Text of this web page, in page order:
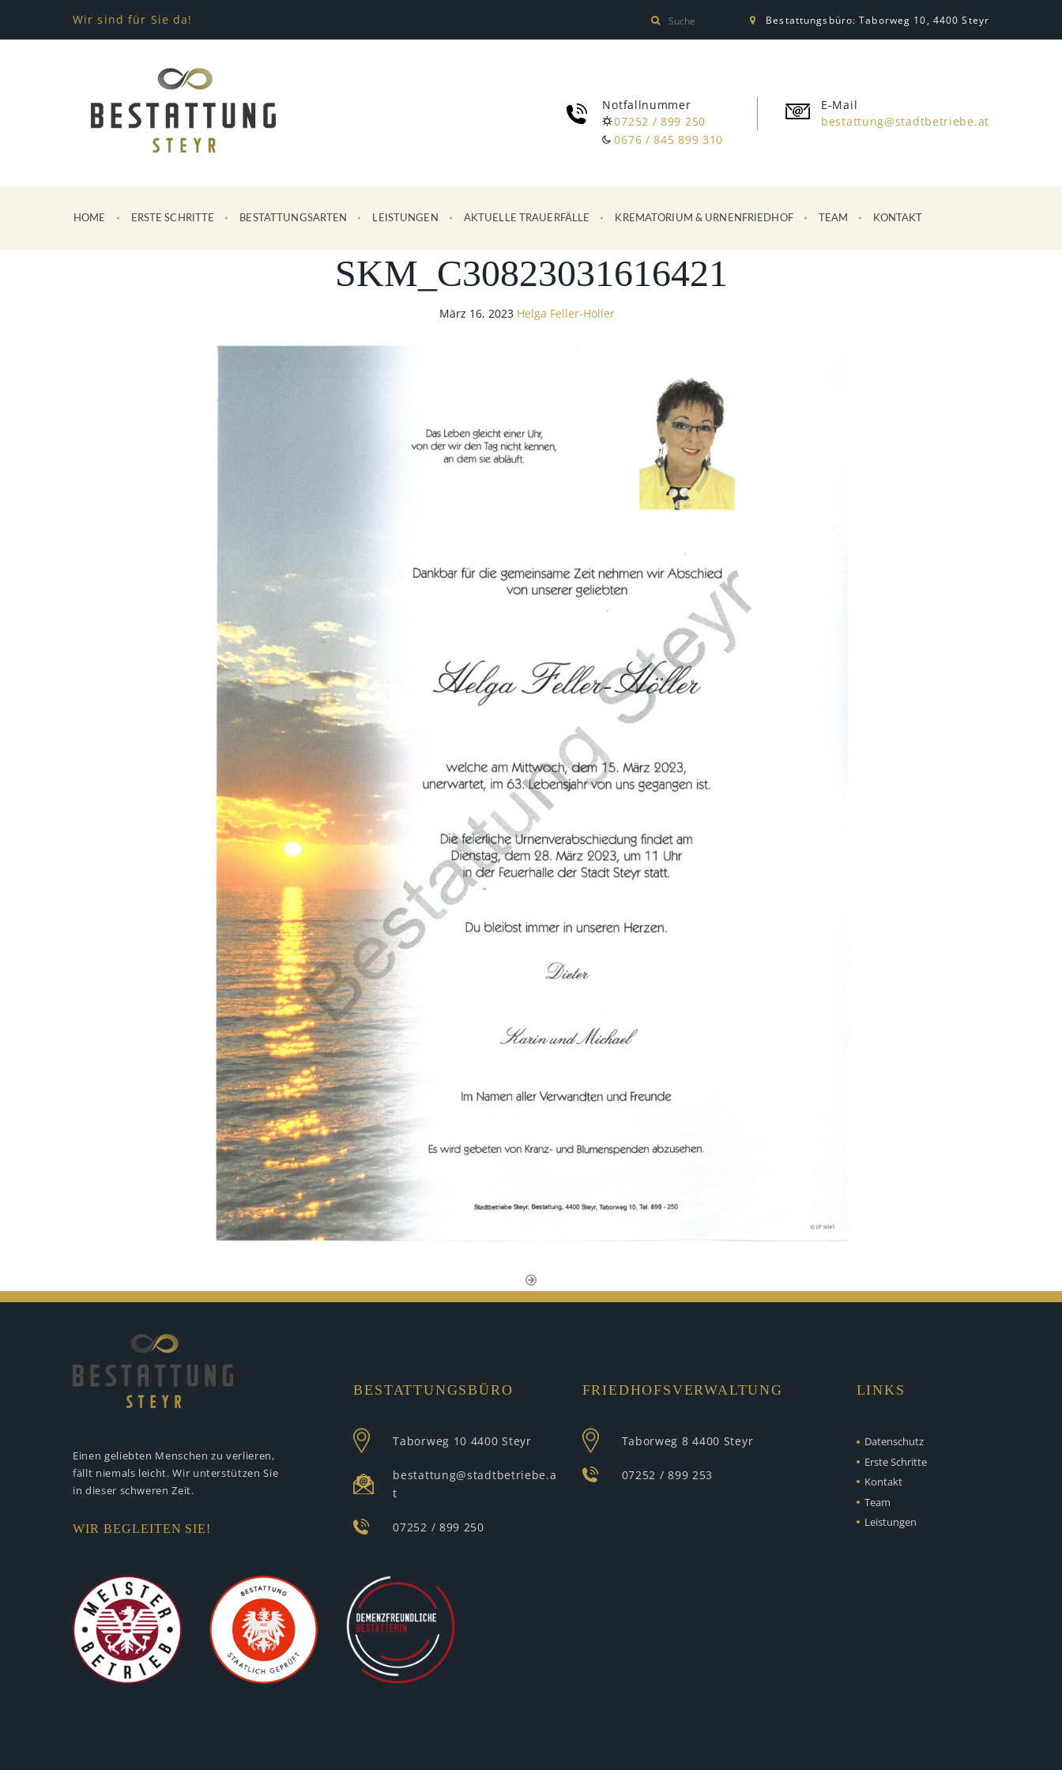
Wir sind für Sie da! Bestattungsbüro: Taborweg 10, 4400 Steyr
Notfallnummer
07252 / 899 250
0676 / 845 899 310
E-Mail
bestattung@stadtbetriebe.at
HOME ERSTE SCHRITTE BESTATTUNGSARTEN LEISTUNGEN AKTUELLE TRAUERFÄLLE KREMATORIUM & URNENFRIEDHOF TEAM KONTAKT
SKM_C30823031616421
März 16, 2023 Helga Feller-Höller
Einen geliebten Menschen zu verlieren,
fällt niemals leicht. Wir unterstützen Sie
in dieser schweren Zeit.
WIR BEGLEITEN SIE!
BESTATTUNGSBÜRO
Taborweg 10 4400 Steyr
bestattung@stadtbetriebe.a
t
07252 / 899 250
FRIEDHOFSVERWALTUNG
Taborweg 8 4400 Steyr
07252 / 899 253
LINKS
Datenschutz
Erste Schritte
Kontakt
Team
Leistungen